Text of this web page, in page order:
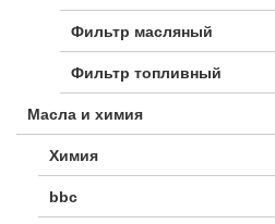
Фильтр масляный
Фильтр топливный
Масла и химия
Химия
bbc